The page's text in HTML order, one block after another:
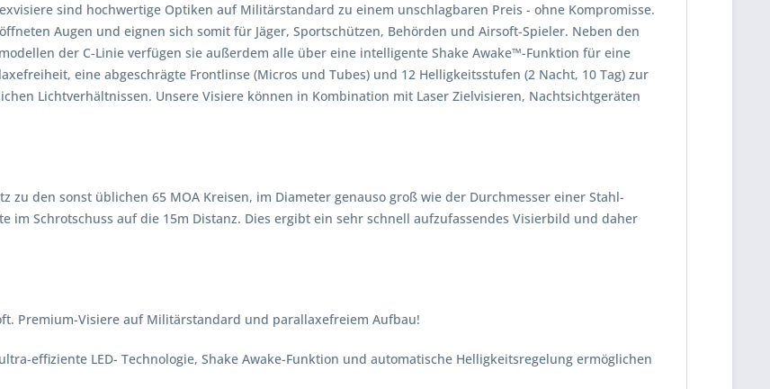
sind hochwertige Optiken auf Militärstandard zu einem unschlagbaren Preis - ohne Kompromisse.
Augen und eignen sich somit für Jäger, Sportschützen, Behörden und Airsoft-Spieler. Neben den
der C-Linie verfügen sie außerdem alle über eine intelligente Shake Awake™-Funktion für eine
eine abgeschrägte Frontlinse (Micros und Tubes) und 12 Helligkeitsstufen (2 Nacht, 10 Tag) zur
Lichtverhältnissen. Unsere Visiere können in Kombination mit Laser Zielvisieren, Nachtsichtgeräten
zu den sonst üblichen 65 MOA Kreisen, im Diameter genauso groß wie der Durchmesser einer Stahl-
im Schrotschuss auf die 15m Distanz. Dies ergibt ein sehr schnell aufzufassendes Visierbild und daher
Premium-Visiere auf Militärstandard und parallaxefreiem Aufbau!
effiziente LED- Technologie, Shake Awake-Funktion und automatische Helligkeitsregelung ermöglichen